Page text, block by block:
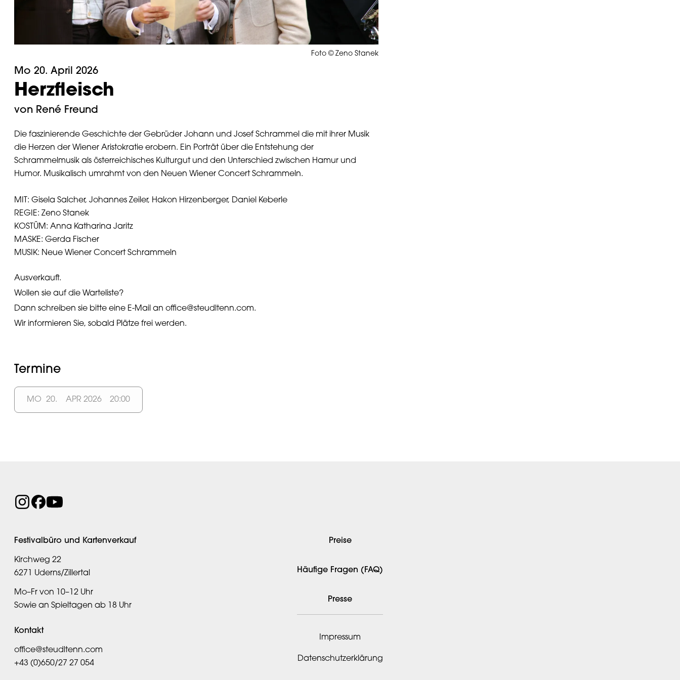
Foto © Zeno Stanek
Mo 20. April 2026
Herzfleisch
von René Freund
Die faszinierende Geschichte der Gebrüder Johann und Josef Schrammel die mit ihrer Musik
die Herzen der Wiener Aristokratie erobern. Ein Porträt über die Entstehung der
Schrammelmusik als österreichisches Kulturgut und den Unterschied zwischen Hamur und
Humor. Musikalisch umrahmt von den Neuen Wiener Concert Schrammeln.
MIT: Gisela Salcher, Johannes Zeiler, Hakon Hirzenberger, Daniel Keberle
REGIE: Zeno Stanek
KOSTÜM: Anna Katharina Jaritz
MASKE: Gerda Fischer
MUSIK: Neue Wiener Concert Schrammeln
Ausverkauft.
Wollen sie auf die Warteliste?
Dann schreiben sie bitte eine E-Mail an office@steudltenn.com.
Wir informieren Sie, sobald Plätze frei werden.
Termine
MO 20. APR 2026 20:00
Festivalbüro und Kartenverkauf
Kirchweg 22
6271 Uderns/Zillertal
Mo–Fr von 10–12 Uhr
Sowie an Spieltagen ab 18 Uhr
Kontakt
office@steudltenn.com
+43 (0)650/27 27 054
Preise
Häufige Fragen (FAQ)
Presse
Impressum
Datenschutzerklärung